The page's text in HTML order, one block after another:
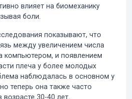
влияет на биомеханику
боли.
показывают, что
между увеличением числа
компьютером, и появлением
плеча у более молодых
наблюдалась в основном у
теперь она также часто
30-40 лет.